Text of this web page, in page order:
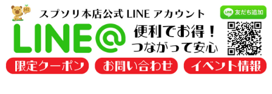
積み木,ドミノ,ブロック
磁石・ボルト・ひも遊び
音おもちゃ,ラトル,歯固め,カタカタ
在庫一斉セール
アウトレット
出産祝いにおすすめ